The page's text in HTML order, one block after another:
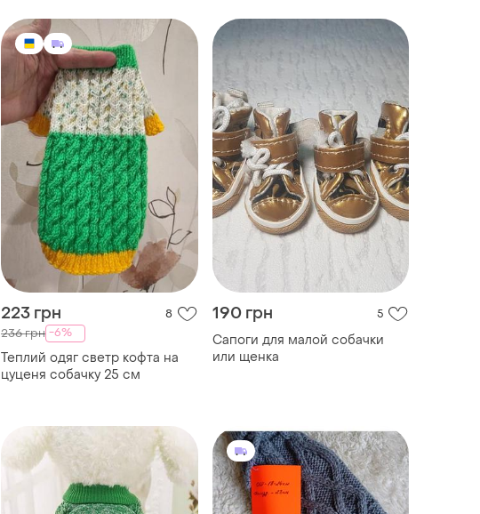
223 грн 8
236 грн -6%
Теплий одяг светр кофта на
цуценя собачку 25 см
190 грн 5
Сапоги для малой собачки
или щенка